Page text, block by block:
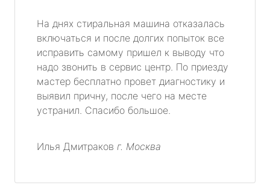
На днях стиральная машина отказалась
включаться и после долгих попыток все
исправить самому пришел к выводу что
надо звонить в сервис центр. По приезду
мастер бесплатно провет диагностику и
выявил причну, после чего на месте
устранил. Спасибо большое.
Илья Дмитраков г. Москва